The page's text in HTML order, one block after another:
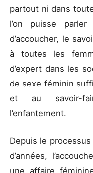
partout ni dans
l’on puisse parler
d’accoucher, le
à toutes les
d’expert dans les
de sexe féminin
et au savoir-
l’enfantement.
Depuis le processus
d’années,
une affaire